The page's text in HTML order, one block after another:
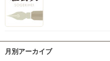
月別アーカイブ